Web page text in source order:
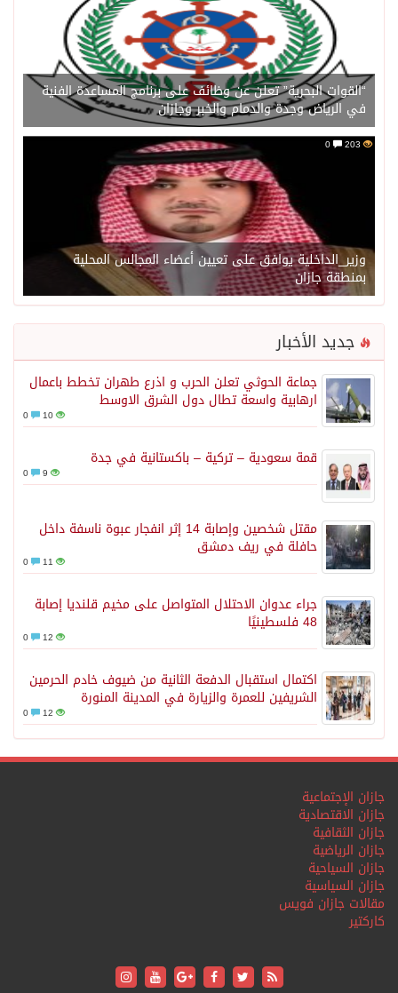
“القوات البحرية” تعلن عن وظائف على برنامج المساعدة الفنية
في الرياض وجدة والدمام والخبر وجازان
203
وزير_الداخلية يوافق على تعيين أعضاء المجالس المحلية
بمنطقة جازان
جديد الأخبار
جماعة الحوثي تعلن الحرب و اذرع طهران تخطط باعمال
ارهابية واسعة تطال دول الشرق الاوسط
10
قمة سعودية – تركية – باكستانية في جدة
9
مقتل شخصين وإصابة 14 إثر انفجار عبوة ناسفة داخل
حافلة في ريف دمشق
11
جراء عدوان الاحتلال المتواصل على مخيم قلنديا إصابة
48 فلسطينيًا
12
اكتمال استقبال الدفعة الثانية من ضيوف خادم الحرمين
الشريفين للعمرة والزيارة في المدينة المنورة
12
جازان الإجتماعية
جازان الاقتصادية
جازان الثقافية
جازان الرياضية
جازان السياحية
جازان السياسية
مقالات جازان فويس
كاركتير